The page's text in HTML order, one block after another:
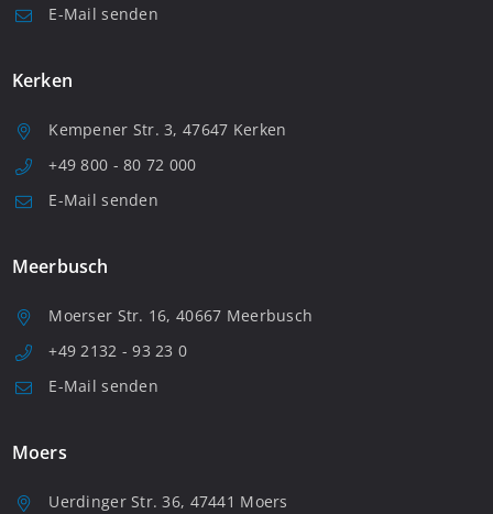
E-Mail senden
Kerken
Kempener Str. 3, 47647 Kerken
+49 800 - 80 72 000
E-Mail senden
Meerbusch
Moerser Str. 16, 40667 Meerbusch
+49 2132 - 93 23 0
E-Mail senden
Moers
Uerdinger Str. 36, 47441 Moers